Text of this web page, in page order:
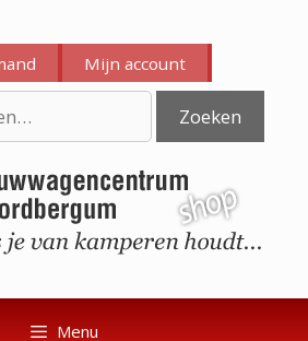
Mijn account
Zoeken
Menu